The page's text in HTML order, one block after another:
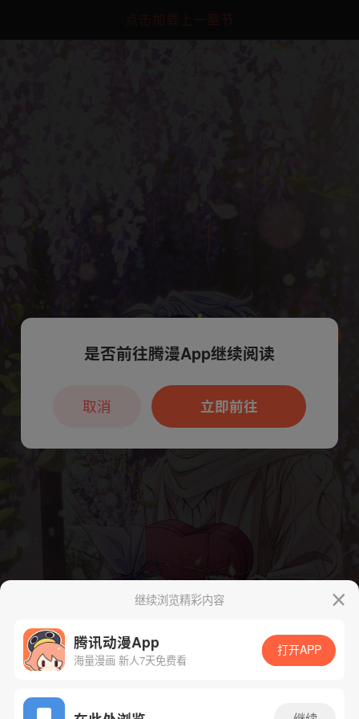
点击加载上一章节
App免费看
继续浏览精彩内容
腾讯动漫App
海量漫画 新人7天免费看
打开APP
本章节仅支持App阅读，可打开App新用
户7天免费看
是否前往腾漫App继续阅读
立即前往
取消